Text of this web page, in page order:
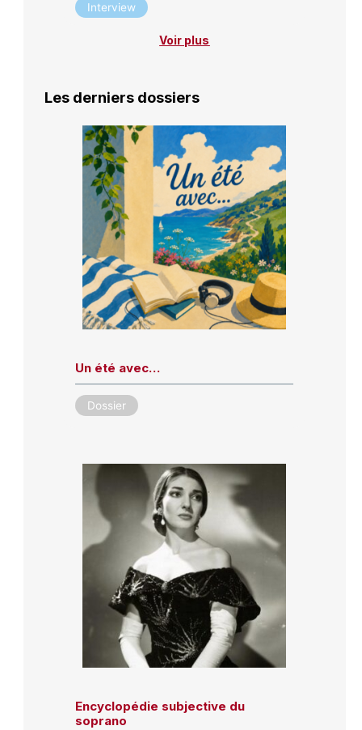
Interview
Voir plus
Les derniers dossiers
Un été avec…
Dossier
Encyclopédie subjective du
soprano